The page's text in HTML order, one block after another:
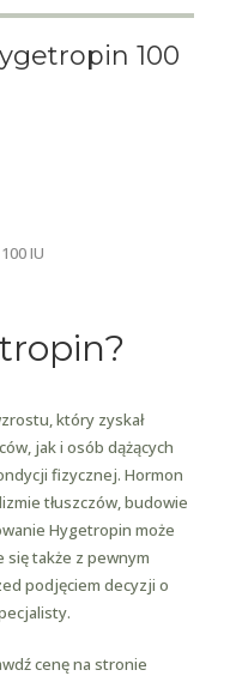
100
IU
który zyskał
jak i osób dążących
fizycznej. Hormon
tłuszczów, budowie
Hygetropin może
się także z pewnym
podjęciem decyzji o
cenę na stronie